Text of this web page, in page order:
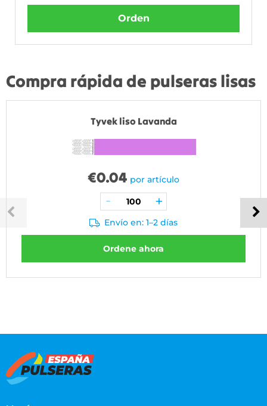
Orden
Compra rápida de pulseras lisas
Tyvek liso Lavanda
€0.04 por artículo
Envío en: 1–2 días
Ordene ahora